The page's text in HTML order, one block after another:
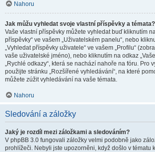
Nahoru
Jak můžu vyhledat svoje vlastní příspěvky a témata?
Vaše vlastní příspěvky můžete vyhledat buď kliknutím
příspěvky“ ve vašem „Uživatelském panelu“, nebo
„Vyhledat příspěvky uživatele“ ve vašem „Profilu“
vaše uživatelské jméno), nebo kliknutím na odkaz
„Rychlé odkazy“, která se nachází nahoře na fóru. Pro
použijte stránku „Rozšířené vyhledávání“, na které
můžete zúžit vyhledávání na vaše témata.
Nahoru
Sledování a záložky
Jaký je rozdíl mezi záložkami a sledováním?
V phpBB 3.0 fungovali záložky velmi podobně jako
prohlížeči. Nebyli jste upozorněni, když došlo v tématu